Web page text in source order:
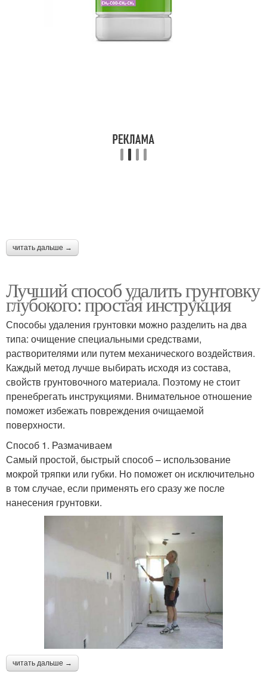
читать дальше →
Лучший способ удалить грунтовку
глубокого: простая инструкция
Способы удаления грунтовки можно разделить на два
типа: очищение специальными средствами,
растворителями или путем механического воздействия.
Каждый метод лучше выбирать исходя из состава,
свойств грунтовочного материала. Поэтому не стоит
пренебрегать инструкциями. Внимательное отношение
поможет избежать повреждения очищаемой
поверхности.
Способ 1. Размачиваем
Самый простой, быстрый способ – использование
мокрой тряпки или губки. Но поможет он исключительно
в том случае, если применять его сразу же после
нанесения грунтовки.
читать дальше →